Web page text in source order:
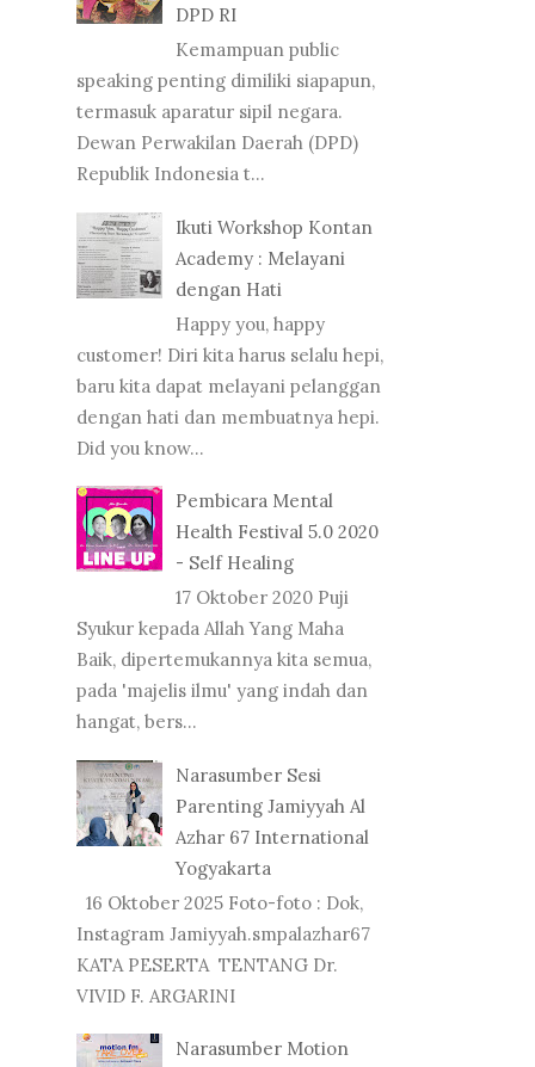
DPD RI
Kemampuan public
speaking penting dimiliki siapapun,
termasuk aparatur sipil negara.
Dewan Perwakilan Daerah (DPD)
Republik Indonesia t...
Ikuti Workshop Kontan
Academy : Melayani
dengan Hati
Happy you, happy
customer! Diri kita harus selalu hepi,
baru kita dapat melayani pelanggan
dengan hati dan membuatnya hepi.
Did you know...
Pembicara Mental
Health Festival 5.0 2020
- Self Healing
17 Oktober 2020 Puji
Syukur kepada Allah Yang Maha
Baik, dipertemukannya kita semua,
pada 'majelis ilmu' yang indah dan
hangat, bers...
Narasumber Sesi
Parenting Jamiyyah Al
Azhar 67 International
Yogyakarta
16 Oktober 2025 Foto-foto : Dok,
Instagram Jamiyyah.smpalazhar67
KATA PESERTA TENTANG Dr.
VIVID F. ARGARINI
Narasumber Motion